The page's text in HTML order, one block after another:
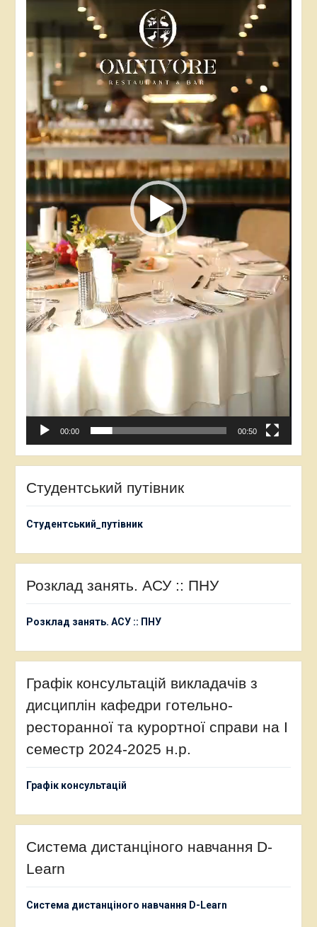
00:00 00:50
Студентський путівник
Студентський_путівник
Розклад занять. АСУ :: ПНУ
Розклад занять. АСУ :: ПНУ
Графік консультацій викладачів з
дисциплін кафедри готельно-
ресторанної та курортної справи на І
семестр 2024-2025 н.р.
Графік консультацій
Система дистанціного навчання D-
Learn
Система дистанціного навчання D-Learn